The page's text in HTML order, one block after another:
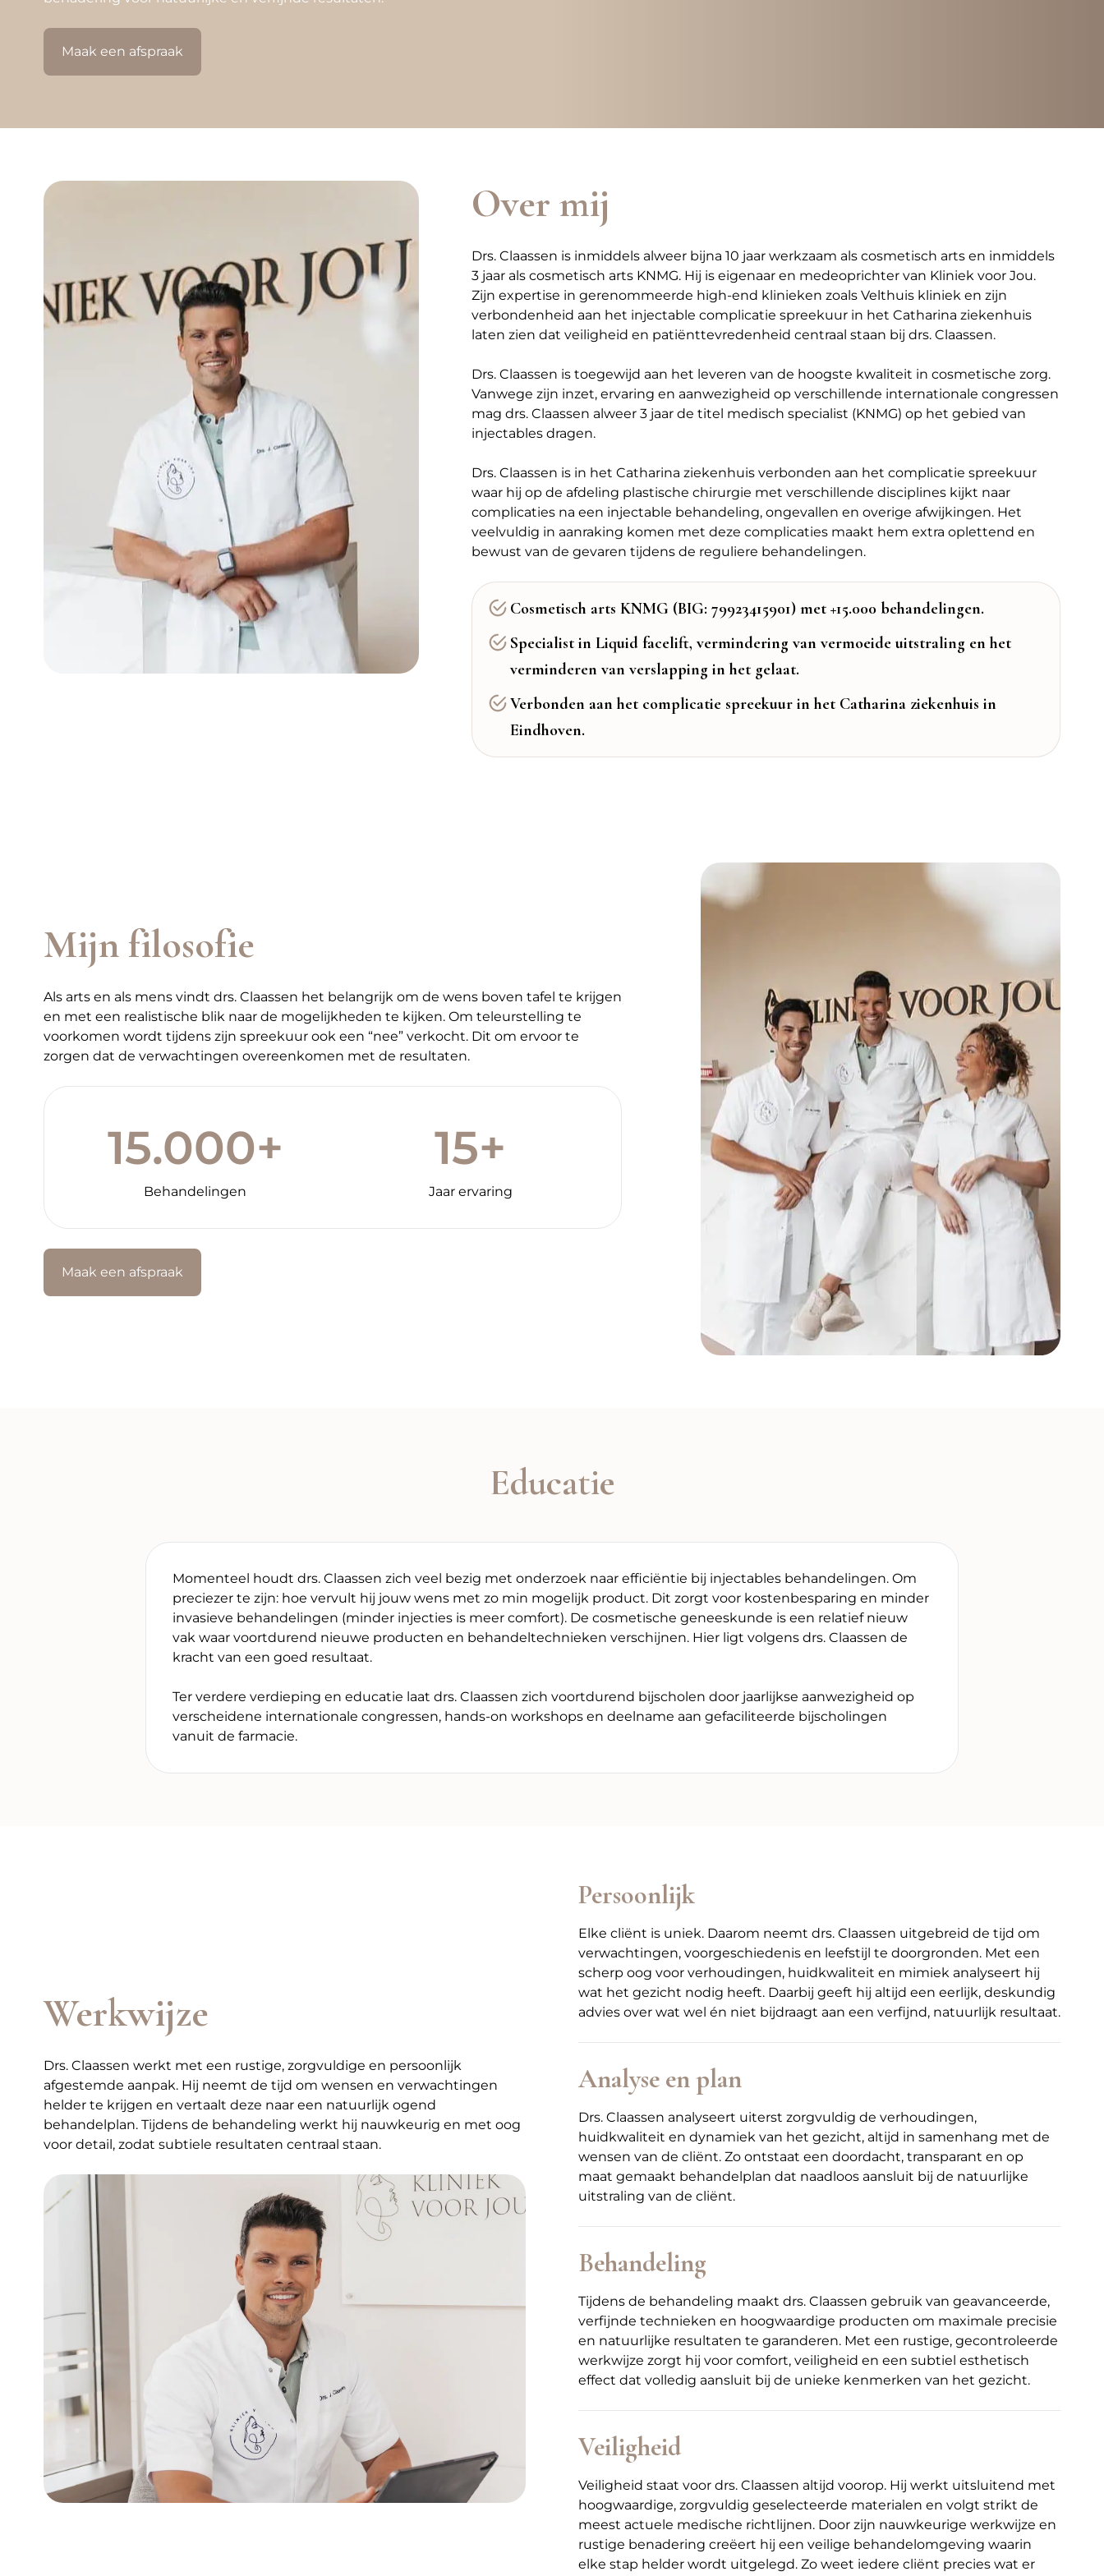
Maak een afspraak
Over mij
Drs. Claassen is inmiddels alweer bijna 10 jaar werkzaam als cosmetisch arts en inmiddels
3 jaar als cosmetisch arts KNMG. Hij is eigenaar en medeoprichter van Kliniek voor Jou.
Zijn expertise in gerenommeerde high-end klinieken zoals Velthuis kliniek en zijn
verbondenheid aan het injectable complicatie spreekuur in het Catharina ziekenhuis
laten zien dat veiligheid en patiënttevredenheid centraal staan bij drs. Claassen.
Drs. Claassen is toegewijd aan het leveren van de hoogste kwaliteit in cosmetische zorg.
Vanwege zijn inzet, ervaring en aanwezigheid op verschillende internationale congressen
mag drs. Claassen alweer 3 jaar de titel medisch specialist (KNMG) op het gebied van
injectables dragen.
Drs. Claassen is in het Catharina ziekenhuis verbonden aan het complicatie spreekuur
waar hij op de afdeling plastische chirurgie met verschillende disciplines kijkt naar
complicaties na een injectable behandeling, ongevallen en overige afwijkingen. Het
veelvuldig in aanraking komen met deze complicaties maakt hem extra oplettend en
bewust van de gevaren tijdens de reguliere behandelingen.
Cosmetisch arts KNMG (BIG: 79923415901) met +15.000 behandelingen.
Specialist in Liquid facelift, vermindering van vermoeide uitstraling en het
verminderen van verslapping in het gelaat.
Verbonden aan het complicatie spreekuur in het Catharina ziekenhuis in
Eindhoven.
Mijn filosofie
Als arts en als mens vindt drs. Claassen het belangrijk om de wens boven tafel te krijgen
en met een realistische blik naar de mogelijkheden te kijken. Om teleurstelling te
voorkomen wordt tijdens zijn spreekuur ook een “nee” verkocht. Dit om ervoor te
zorgen dat de verwachtingen overeenkomen met de resultaten.
15.000+
Behandelingen
15+
Jaar ervaring
Maak een afspraak
Educatie
Momenteel houdt drs. Claassen zich veel bezig met onderzoek naar efficiëntie bij injectables behandelingen. Om
preciezer te zijn: hoe vervult hij jouw wens met zo min mogelijk product. Dit zorgt voor kostenbesparing en minder
invasieve behandelingen (minder injecties is meer comfort). De cosmetische geneeskunde is een relatief nieuw
vak waar voortdurend nieuwe producten en behandeltechnieken verschijnen. Hier ligt volgens drs. Claassen de
kracht van een goed resultaat.
Ter verdere verdieping en educatie laat drs. Claassen zich voortdurend bijscholen door jaarlijkse aanwezigheid op
verscheidene internationale congressen, hands-on workshops en deelname aan gefaciliteerde bijscholingen
vanuit de farmacie.
Werkwijze
Drs. Claassen werkt met een rustige, zorgvuldige en persoonlijk
afgestemde aanpak. Hij neemt de tijd om wensen en verwachtingen
helder te krijgen en vertaalt deze naar een natuurlijk ogend
behandelplan. Tijdens de behandeling werkt hij nauwkeurig en met oog
voor detail, zodat subtiele resultaten centraal staan.
Persoonlijk
Elke cliënt is uniek. Daarom neemt drs. Claassen uitgebreid de tijd om
verwachtingen, voorgeschiedenis en leefstijl te doorgronden. Met een
scherp oog voor verhoudingen, huidkwaliteit en mimiek analyseert hij
wat het gezicht nodig heeft. Daarbij geeft hij altijd een eerlijk, deskundig
advies over wat wel én niet bijdraagt aan een verfijnd, natuurlijk resultaat.
Analyse en plan
Drs. Claassen analyseert uiterst zorgvuldig de verhoudingen,
huidkwaliteit en dynamiek van het gezicht, altijd in samenhang met de
wensen van de cliënt. Zo ontstaat een doordacht, transparant en op
maat gemaakt behandelplan dat naadloos aansluit bij de natuurlijke
uitstraling van de cliënt.
Behandeling
Tijdens de behandeling maakt drs. Claassen gebruik van geavanceerde,
verfijnde technieken en hoogwaardige producten om maximale precisie
en natuurlijke resultaten te garanderen. Met een rustige, gecontroleerde
werkwijze zorgt hij voor comfort, veiligheid en een subtiel esthetisch
effect dat volledig aansluit bij de unieke kenmerken van het gezicht.
Veiligheid
Veiligheid staat voor drs. Claassen altijd voorop. Hij werkt uitsluitend met
hoogwaardige, zorgvuldig geselecteerde materialen en volgt strikt de
meest actuele medische richtlijnen. Door zijn nauwkeurige werkwijze en
rustige benadering creëert hij een veilige behandelomgeving waarin
elke stap helder wordt uitgelegd. Zo weet iedere cliënt precies wat er